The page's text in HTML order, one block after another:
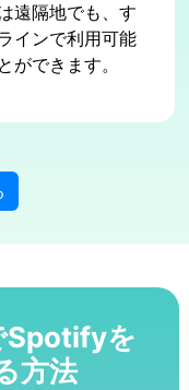
遠隔地でも、す
インで利用可能
ができます。
Spotifyを
方法